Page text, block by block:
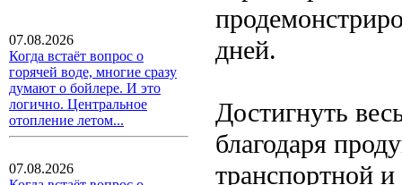
07.08.2026
Когда встаёт вопрос о
горячей воде, многие сразу
думают о бойлере. И это
логично. Центральное
отопление летом...
07.08.2026
дней.
Достигнуть
благодаря
транспортной